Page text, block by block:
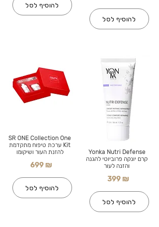
להוסיף לסל
SR ONE Collection One
Kit ערכת טיפוח מתקדמת
להזנת העור ושיקומו
699 ₪
להוסיף לסל
להוסיף לסל
Yonka Nutri Defense
קרם יונקה פרוביוטי להגנה
והזנה לעור
399 ₪
להוסיף לסל